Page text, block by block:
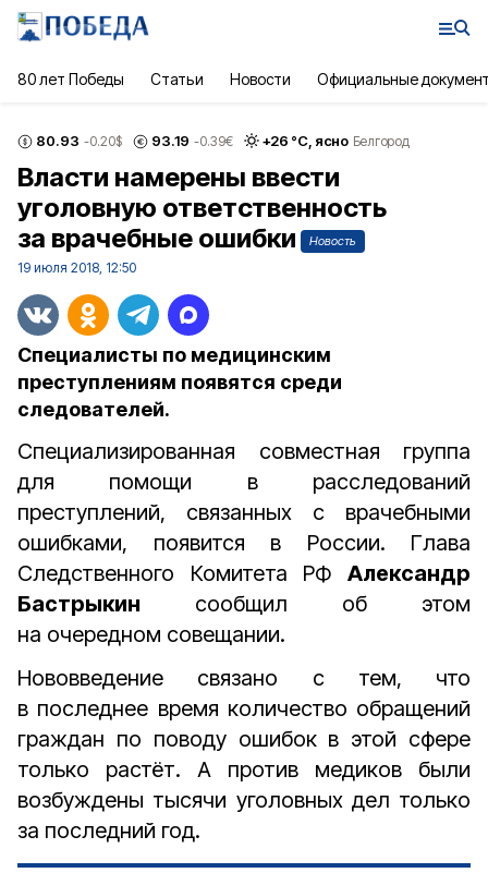
80 лет Победы Статьи Новости Официальные
80.93 -0.20$ 93.19 -0.39€ +26 °С, ясно Белгород
Власти намерены ввести
уголовную ответственность
за врачебные ошибки
Новость
19 июля 2018, 12:50
Специалисты по медицинским
преступлениям появятся среди
следователей.
Специализированная совместная группа
для помощи в расследований
преступлений, связанных с врачебными
ошибками, появится в России. Глава
Следственного Комитета РФ Александр
Бастрыкин сообщил об этом
на очередном совещании.
Нововведение связано с тем, что
в последнее время количество обращений
граждан по поводу ошибок в этой сфере
только растёт. А против медиков были
возбуждены тысячи уголовных дел только
за последний год.